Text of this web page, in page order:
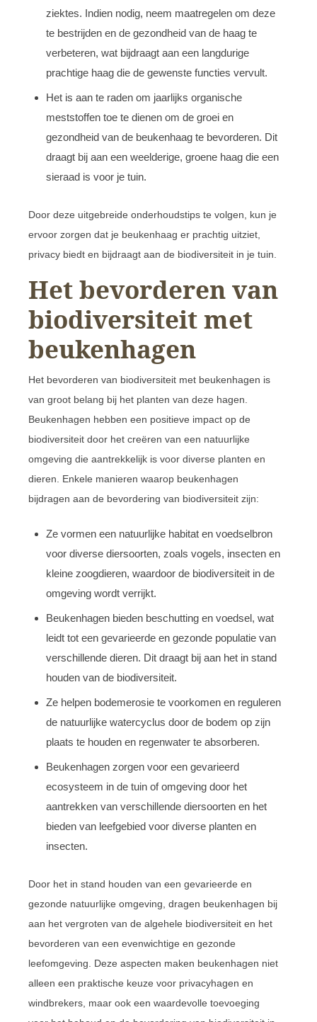
ziektes. Indien nodig, neem maatregelen om deze
te bestrijden en de gezondheid van de haag te
verbeteren, wat bijdraagt aan een langdurige
prachtige haag die de gewenste functies vervult.
Het is aan te raden om jaarlijks organische
meststoffen toe te dienen om de groei en
gezondheid van de beukenhaag te bevorderen. Dit
draagt bij aan een weelderige, groene haag die een
sieraad is voor je tuin.
Door deze uitgebreide onderhoudstips te volgen, kun je
ervoor zorgen dat je beukenhaag er prachtig uitziet,
privacy biedt en bijdraagt aan de biodiversiteit in je tuin.
Het bevorderen van
biodiversiteit met
beukenhagen
Het bevorderen van biodiversiteit met beukenhagen is
van groot belang bij het planten van deze hagen.
Beukenhagen hebben een positieve impact op de
biodiversiteit door het creëren van een natuurlijke
omgeving die aantrekkelijk is voor diverse planten en
dieren. Enkele manieren waarop beukenhagen
bijdragen aan de bevordering van biodiversiteit zijn:
Ze vormen een natuurlijke habitat en voedselbron
voor diverse diersoorten, zoals vogels, insecten en
kleine zoogdieren, waardoor de biodiversiteit in de
omgeving wordt verrijkt.
Beukenhagen bieden beschutting en voedsel, wat
leidt tot een gevarieerde en gezonde populatie van
verschillende dieren. Dit draagt bij aan het in stand
houden van de biodiversiteit.
Ze helpen bodemerosie te voorkomen en reguleren
de natuurlijke watercyclus door de bodem op zijn
plaats te houden en regenwater te absorberen.
Beukenhagen zorgen voor een gevarieerd
ecosysteem in de tuin of omgeving door het
aantrekken van verschillende diersoorten en het
bieden van leefgebied voor diverse planten en
insecten.
Door het in stand houden van een gevarieerde en
gezonde natuurlijke omgeving, dragen beukenhagen bij
aan het vergroten van de algehele biodiversiteit en het
bevorderen van een evenwichtige en gezonde
leefomgeving. Deze aspecten maken beukenhagen niet
alleen een praktische keuze voor privacyhagen en
windbrekers, maar ook een waardevolle toevoeging